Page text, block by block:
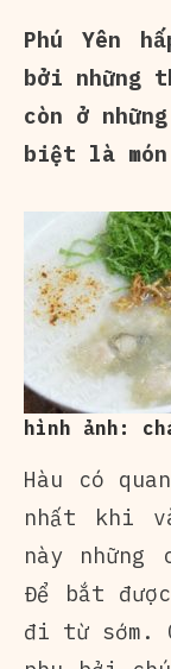
Phú Yên
bởi những
còn ở
biệt là món
hình ảnh:
Hàu có
nhất khi
này những
Để bắt
đi từ sớm.